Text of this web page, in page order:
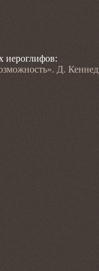
иероглифов:
Д.